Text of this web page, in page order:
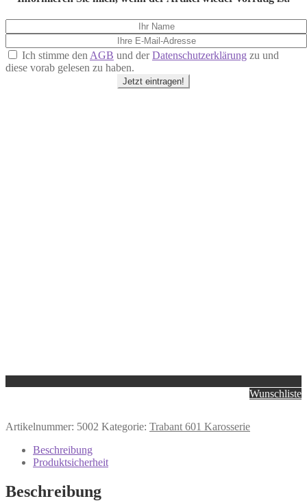
Ich stimme den AGB und derDatenschutzerklärung zu und
diese vorab gelesen zu haben.
Jetzt eintragen!
Wunschliste
Artikelnummer: 5002 Kategorie: Trabant 601 Karosserie
Beschreibung
Produktsicherheit
Beschreibung